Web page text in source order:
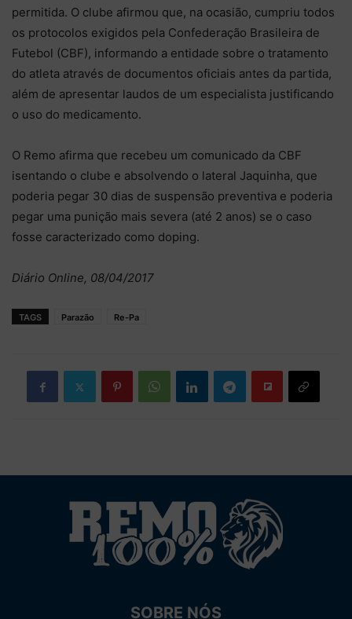
permitida. O clube afirmou que, na ocasião, cumpriu todos
os protocolos exigidos pela Confederação Brasileira de
Futebol (CBF), informando a entidade sobre o tratamento
do atleta através de documentos oficiais antes da partida,
além de apresentar laudos de um especialista justificando
o uso do medicamento.
O Remo afirma que recebeu um comunicado da CBF
isentando o clube e absolvendo o lateral Jaquinha, que
poderia pegar 30 dias de suspensão preventiva e poderia
pegar uma punição mais severa (até 2 anos) se o caso
fosse caracterizado como doping.
Diário Online, 08/04/2017
TAGS Parazão Re-Pa
SOBRE NÓS